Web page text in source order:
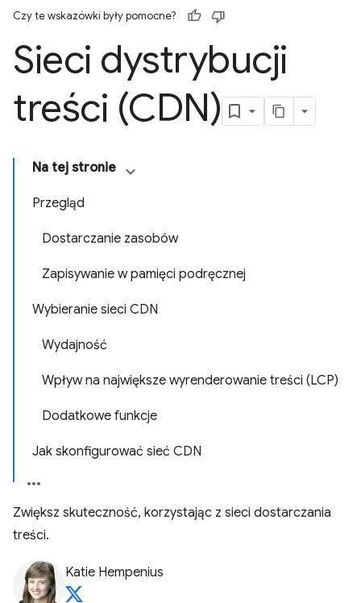
Czy te wskazówki były pomocne?
Sieci dystrybucji
treści (CDN)
Na tej stronie
Przegląd
Dostarczanie zasobów
Zapisywanie w pamięci podręcznej
Wybieranie sieci CDN
Wydajność
Wpływ na największe wyrenderowanie treści (LCP)
Dodatkowe funkcje
Jak skonfigurować sieć CDN
Zwiększ skuteczność, korzystając z sieci dostarczania
treści.
Katie Hempenius